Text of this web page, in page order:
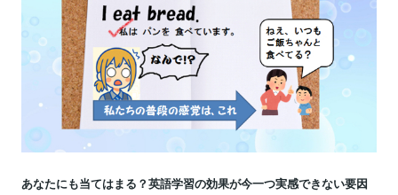
あなたにも当てはまる？英語学習の効果が今一つ実感できない要因